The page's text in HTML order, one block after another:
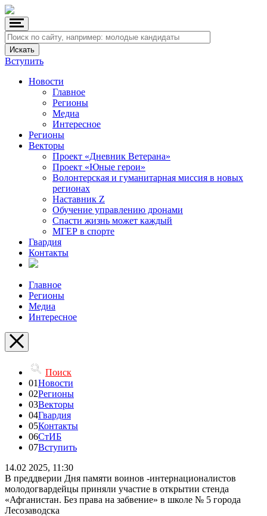
Вступить
Новости
Главное
Регионы
Медиа
Интересное
Регионы
Векторы
Проект «Дневник Ветерана»
Проект «Юные герои»
Волонтерская и гуманитарная миссия в новых
регионах
Наставник Z
Обучение управлению дронами
Спасти жизнь может каждый
МГЕР в спорте
Гвардия
Контакты
Главное
Регионы
Медиа
Интересное
Поиск
01Новости
02Регионы
03Векторы
04Гвардия
05Контакты
06СтИБ
07Вступить
14.02 2025, 11:30
В преддверии Дня памяти воинов -интернационалистов
молодогвардейцы приняли участие в открытии стенда
«Афганистан. Без права на забвение» в школе № 5 города
Лесозаводска